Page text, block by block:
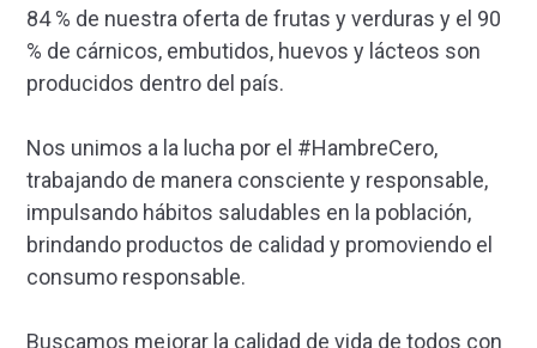
84 % de nuestra oferta de frutas y verduras y el 90
% de cárnicos, embutidos, huevos y lácteos son
producidos dentro del país.
Nos unimos a la lucha por el #HambreCero,
trabajando de manera consciente y responsable,
impulsando hábitos saludables en la población,
brindando productos de calidad y promoviendo el
consumo responsable.
Buscamos mejorar la calidad de vida de todos con